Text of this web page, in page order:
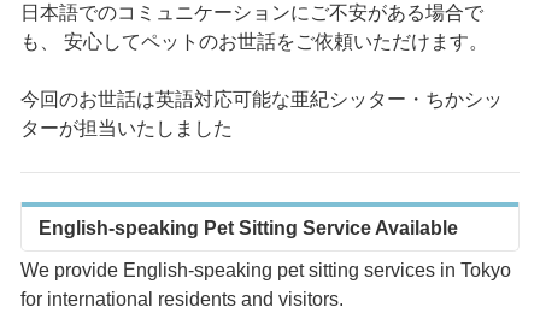
日本語でのコミュニケーションにご不安がある場合で
も、 安心してペットのお世話をご依頼いただけます。
今回のお世話は英語対応可能な亜紀シッター・ちかシッ
ターが担当いたしました
English-speaking Pet Sitting Service Available
We provide English-speaking pet sitting services in Tokyo
for international residents and visitors.